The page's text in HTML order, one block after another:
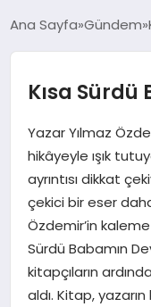
DÜNYA
EĞITIM
EKONOMI
MAGAZIN
SAĞLIK
SIYASET
Ana Sayfa Gündem
Kısa
Yazar Yılmaz
hikâyeyle ışık
ayrıntısı dikkat
çekici bir eser
Özdemir’in
Sürdü Babamın
kitapçıların
aldı. Kitap,